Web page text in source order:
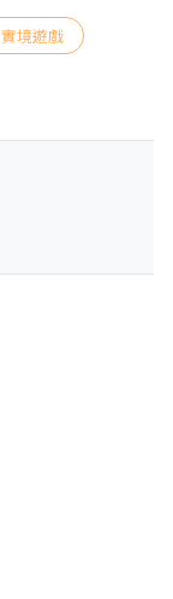
實境遊戲